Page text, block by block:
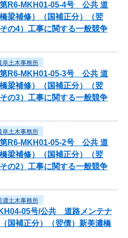
第R6-MKH01-05-4号 公共 道
梁補修）（国補正分）（翌
の4）工事に関する一般競争
阜土木事務所
第R6-MKH01-05-3号 公共 道
梁補修）（国補正分）（翌
の3）工事に関する一般競争
阜土木事務所
第R6-MKH01-05-2号 公共 道
梁補修）（国補正分）（翌
の2）工事に関する一般競争
濃土木事務所
05号/公共 道路メンテナ
国補正分）（翌債）新美濃橋